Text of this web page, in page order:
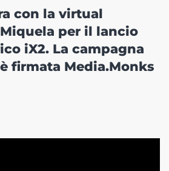
con la virtual
per il lancio
iX2. La campagna
è firmata Media.Monks